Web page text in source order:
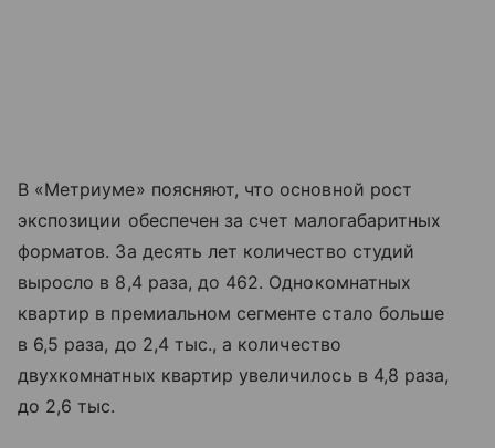
В «Метриуме» поясняют, что основной рост
экспозиции обеспечен за счет малогабаритных
форматов. За десять лет количество студий
выросло в 8,4 раза, до 462. Однокомнатных
квартир в премиальном сегменте стало больше
в 6,5 раза, до 2,4 тыс., а количество
двухкомнатных квартир увеличилось в 4,8 раза,
до 2,6 тыс.